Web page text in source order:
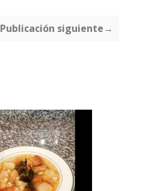
Publicación siguiente→